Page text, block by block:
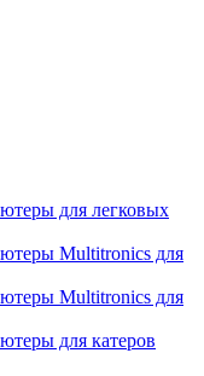
для легковых
Multitronics для
Multitronics для
для катеров